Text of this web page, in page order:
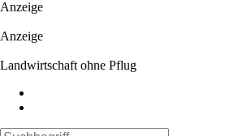
Anzeige
Anzeige
Landwirtschaft ohne Pflug